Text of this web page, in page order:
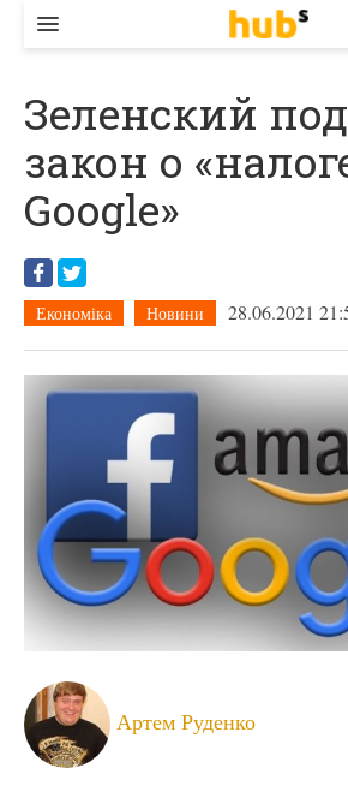
ЕКОНОМІКА
БІЗНЕС
СТАРТЕР
КОНТАКТИ
Зеленский
закон о
Google»
Економіка Новини 28.06.2021
Артем Руденко